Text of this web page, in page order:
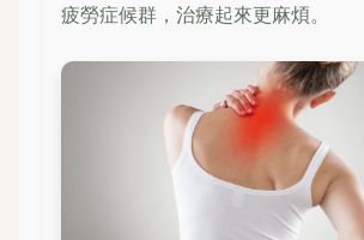
疲勞症候群，治療起來更麻煩。